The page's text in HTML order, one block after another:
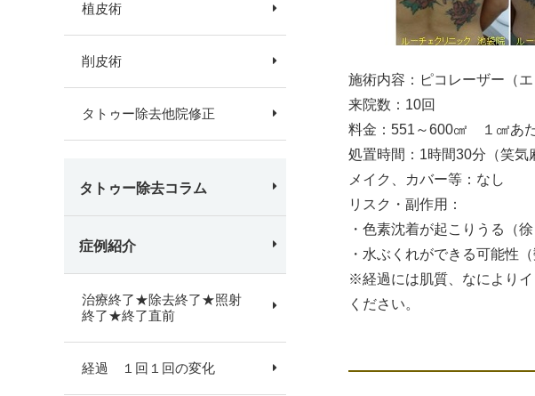
施術内容：ピコレーザー（
来院数：10回
料金：551～600㎠ １㎠あ
処置時間：1時間30分（笑気
メイク、カバー等：なし
リスク・副作用：
・色素沈着が起こりうる（徐
・水ぶくれができる可能性
※経過には肌質、なにより
ください。
植皮術
削皮術
タトゥー除去他院修正
タトゥー除去コラム
症例紹介
治療終了★除去終了★照射
終了★終了直前
経過 １回１回の変化